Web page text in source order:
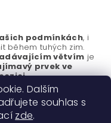
podmínkách, i
během tuhých zim.
větvím je
prvek ve
.
Dalším
souhlas s
zde.